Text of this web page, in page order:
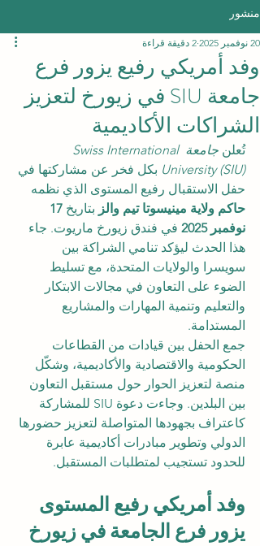
منشور
وفد أمريكي رفيع يزور فرع
جامعة SIU في زيورخ لتعزيز
الشراكات الأكاديمية
20 نوفمبر 2025 2 دقيقة قراءة
تُعلن
جامعة Swiss International
University (SIU) بكل فخر عن مشاركتها في
حفل الاستقبال رفيع المستوى الذي نظمه
حاكم ولاية مينيسوتا تيم والز بتاريخ
نوفمبر 2025
في فندق زيورخ ماريوت. جاء
هذا الحدث ليؤكد تنامي الشراكة بين
سويسرا والولايات المتحدة، مع تسليط
الضوء على التعاون في مجالات الابتكار
والتعليم وتنمية المهارات والمشاريع
المستدامة.
جمع الحفل بين قيادات من القطاعات
الحكومية والاقتصادية والأكاديمية، وشكّل
منصة لتعزيز الحوار حول مستقبل التعاون
بين البلدين. وجاءت دعوة SIU للمشاركة
كاعتراف بجهودها المتواصلة لتعزيز حضورها
الدولي وتطوير مبادرات أكاديمية عابرة
للحدود تستجيب لمتطلبات المستقبل.
وفد أمريكي رفيع المستوى
يزور فرع الجامعة في زيورخ